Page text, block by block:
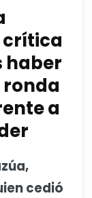
crítica
haber
a
cedió